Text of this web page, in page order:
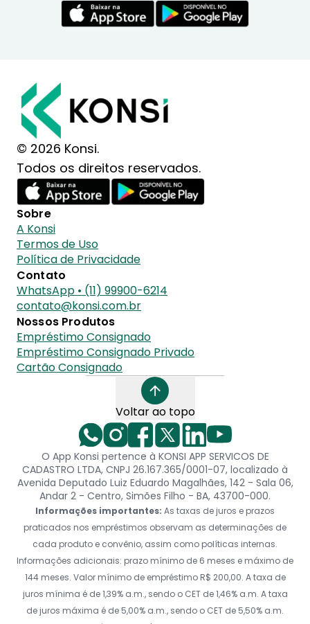
© 2026 Konsi.
Todos os direitos reservados.
Sobre
A Konsi
Termos de Uso
Política de Privacidade
Contato
WhatsApp • (11) 99900-6214
contato@konsi.com.br
Nossos Produtos
Empréstimo Consignado
Empréstimo Consignado Privado
Cartão Consignado
Voltar ao topo
O App Konsi pertence à KONSI APP SERVICOS DE
CADASTRO LTDA, CNPJ 26.167.365/0001-07, localizado à
Avenida Deputado Luiz Eduardo Magalhães, 142 - Sala 06,
Andar 2 - Centro, Simões Filho - BA, 43700-000.
Informações importantes: As taxas de juros e prazos
praticados nos empréstimos observam as determinações de
cada produto e convênio, assim como políticas internas.
Informações adicionais: prazo mínimo de 6 meses e máximo de
144 meses. Valor mínimo de empréstimo R$ 200,00. A taxa de
juros mínima é de 1,39% a.m., sendo o CET de 1,46% a.m. A taxa
de juros máxima é de 5,00% a.m., sendo o CET de 5,50% a.m.